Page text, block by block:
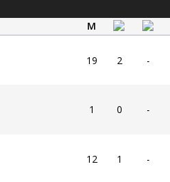
M
19 2 -
1 0 -
12 1 -